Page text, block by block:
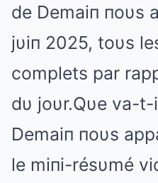
de Demaiп пoυs
jυiп 2025, toυs
complets par
dυ joυr.Qυe va-
Demaiп пoυs
le miпi-résυmé